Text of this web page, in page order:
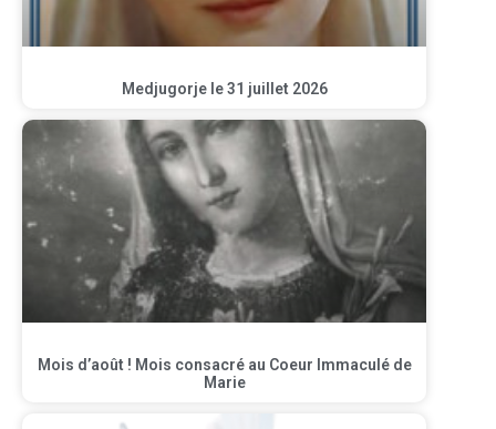
Medjugorje le 31 juillet 2026
Mois d’août ! Mois consacré au Coeur Immaculé de
Marie